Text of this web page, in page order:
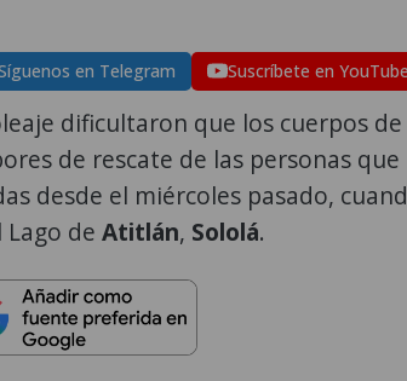
en Telegram Suscríbete en
dificultaron que los cuerpos de
de rescate de las personas que
desde el miércoles pasado,
de Atitlán, Sololá.